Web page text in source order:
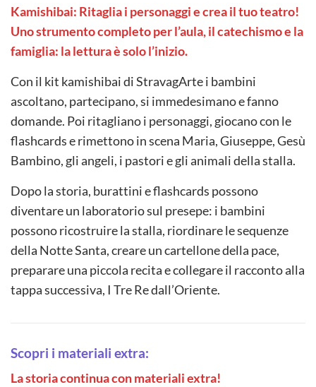
Kamishibai: Ritaglia i personaggi e crea il tuo teatro!
Uno strumento completo per l’aula, il catechismo e la
famiglia: la lettura è solo l’inizio.
Con il kit kamishibai di StravagArte i bambini
ascoltano, partecipano, si immedesimano e fanno
domande. Poi ritagliano i personaggi, giocano con le
flashcards e rimettono in scena Maria, Giuseppe, Gesù
Bambino, gli angeli, i pastori e gli animali della stalla.
Dopo la storia, burattini e flashcards possono
diventare un laboratorio sul presepe: i bambini
possono ricostruire la stalla, riordinare le sequenze
della Notte Santa, creare un cartellone della pace,
preparare una piccola recita e collegare il racconto alla
tappa successiva, I Tre Re dall’Oriente.
Scopri i materiali extra:
La storia continua con materiali extra!